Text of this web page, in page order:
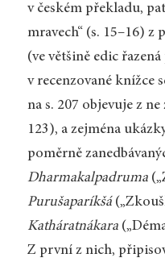
v českém překladu,
mravech“ (s. 15–16) z
(ve většině edic řazená
v recenzované knížce
na s. 207 objevuje z
123), a zejména
poměrně
Dharmakalpadruma
Purušaparíkšá
Katháratnákara
Z první z nich,